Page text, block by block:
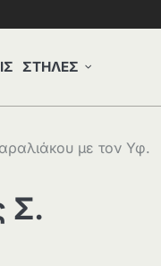
ΣΤΗΛΕΣ
με τον Υφ.
Σ.